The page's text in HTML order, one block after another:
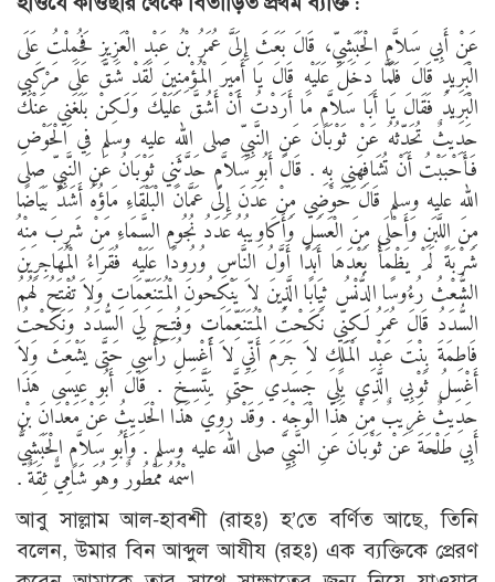
عَنْ أَبِي سَلاَّمٍ الْحَبَشِيِّ، قَالَ بَعَثَ إِلَىَّ عُمَرُ بْنُ عَبْدِ الْعَزِيزِ فَحُمِلْتُ عَلَى
الْبَرِيدِ قَالَ فَلَمَّا دَخَلَ عَلَيْهِ قَالَ يَا أَمِيرَ الْمُؤْمِنِينَ لَقَدْ شَقَّ عَلَى مَرْكَبِي
الْبَرِيدُ‏ فَقَالَ يَا أَبَا سَلاَّمٍ مَا أَرَدْتُ أَنْ أَشُقَّ عَلَيْكَ وَلَكِنْ بَلَغَنِي عَنْكَ
حَدِيثٌ تُحَدِّثُهُ عَنْ ثَوْبَانَ عَنِ النَّبِيِّ صلى الله عليه وسلم فِي الْحَوْضِ
فَأَحْبَبْتُ أَنْ تُشَافِهَنِي بِهِ ‏.‏ قَالَ أَبُو سَلاَّمٍ حَدَّثَنِي ثَوْبَانُ عَنِ النَّبِيِّ صلى
الله عليه وسلم قَالَ حَوْضِي مِنْ عَدَنَ إِلَى عَمَّانَ الْبَلْقَاءِ مَاؤُهُ أَشَدُّ بَيَاضًا
مِنَ اللَّبَنِ وَأَحْلَى مِنَ الْعَسَلِ وَأَكَاوِيبُهُ عَدَدُ نُجُومِ السَّمَاءِ مَنْ شَرِبَ مِنْهُ
شَرْبَةً لَمْ يَظْمَأْ بَعْدَهَا أَبَدًا أَوَّلُ النَّاسِ وُرُودًا عَلَيْهِ فُقَرَاءُ الْمُهَاجِرِينَ
الشُّعْثُ رُءُوسًا الدُّنْسُ ثِيَابًا الَّذِينَ لاَ يَنْكِحُونَ الْمُتَنَعِّمَاتِ وَلاَ تُفْتَحُ لَهُمُ
السُّدَدُ قَالَ عُمَرُ لَكِنِّي نَكَحْتُ الْمُتَنَعِّمَاتِ وَفُتِحَ لِيَ السُّدَدُ وَنَكَحْتُ
فَاطِمَةَ بِنْتَ عَبْدِ الْمَلِكِ لاَ جَرَمَ أَنِّي لاَ أَغْسِلُ رَأْسِي حَتَّى يَشْعَثَ وَلاَ
أَغْسِلُ ثَوْبِي الَّذِي يَلِي جَسَدِي حَتَّى يَتَّسِخَ ‏.‏ قَالَ أَبُو عِيسَى هَذَا
حَدِيثٌ غَرِيبٌ مِنْ هَذَا الْوَجْهِ ‏.‏ وَقَدْ رُوِيَ هَذَا الْحَدِيثُ عَنْ مَعْدَانَ بْنِ
أَبِي طَلْحَةَ عَنْ ثَوْبَانَ عَنِ النَّبِيِّ صلى الله عليه وسلم ‏.‏ وَأَبُو سَلاَّمٍ الْحَبَشِيُّ
اسْمُهُ مَمْطُورٌ وَهُوَ شَامِيٌّ ثِقَةٌ ‏.‏
আবু সাল্লাম আল-হাবশী (রাহঃ) হ’তে বর্ণিত আছে, তিনি
বলেন, উমার বিন আব্দুল আযীয (রহঃ) এক ব্যক্তিকে প্রেরণ